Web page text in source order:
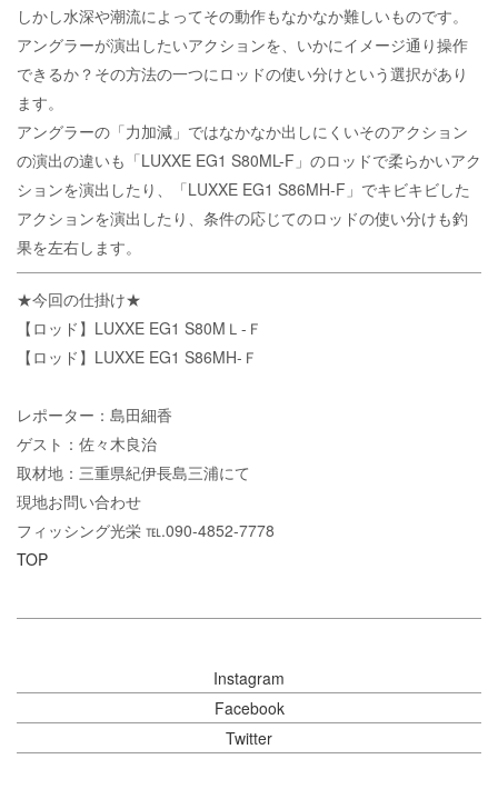
しかし水深や潮流によってその動作もなかなか難しいものです。
アングラーが演出したいアクションを、いかにイメージ通り操作
できるか？その方法の一つにロッドの使い分けという選択があり
ます。
アングラーの「力加減」ではなかなか出しにくいそのアクション
の演出の違いも「LUXXE EG1 S80ML-F」のロッドで柔らかいアク
ションを演出したり、「LUXXE EG1 S86MH-F」でキビキビした
アクションを演出したり、条件の応じてのロッドの使い分けも釣
果を左右します。
★今回の仕掛け★
【ロッド】LUXXE EG1 S80MＬ-Ｆ
【ロッド】LUXXE EG1 S86MH-Ｆ
レポーター：島田細香
ゲスト：佐々木良治
取材地：三重県紀伊長島三浦にて
現地お問い合わせ
フィッシング光栄 ℡.090-4852-7778
TOP
Instagram
Facebook
Twitter